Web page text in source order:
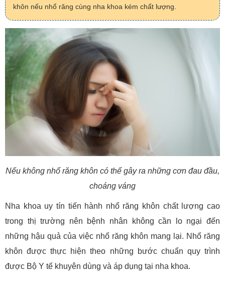
khôn nếu nhổ răng cùng nha khoa kém chất lượng.
Nếu không nhổ răng khôn có thể gây ra những cơn đau đầu,
choáng váng
Nha khoa uy tín tiến hành nhổ răng khôn chất lượng cao
trong thị trường nên bệnh nhân không cần lo ngại đến
những hậu quả của việc nhổ răng khôn mang lại. Nhổ răng
khôn được thực hiện theo những bước chuẩn quy trình
được Bộ Y tế khuyên dùng và áp dụng tại nha khoa.